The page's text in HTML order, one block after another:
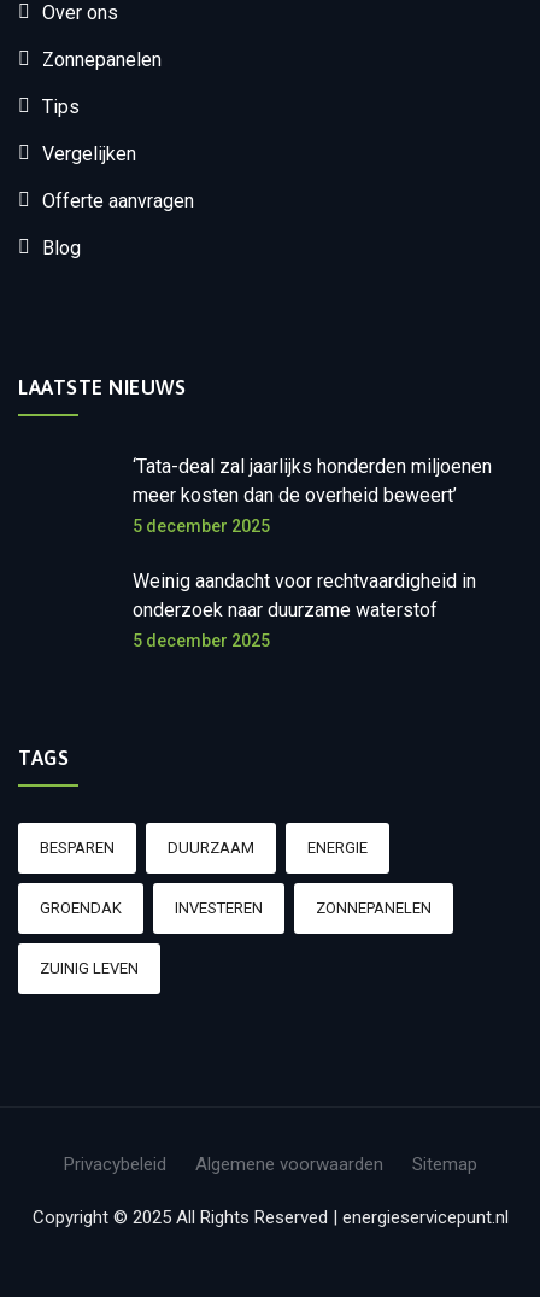
Over ons
Zonnepanelen
Tips
Vergelijken
Offerte aanvragen
Blog
LAATSTE NIEUWS
‘Tata-deal zal jaarlijks honderden miljoenen
meer kosten dan de overheid beweert’
5 december 2025
Weinig aandacht voor rechtvaardigheid in
onderzoek naar duurzame waterstof
5 december 2025
TAGS
BESPAREN DUURZAAM ENERGIE
GROENDAK INVESTEREN ZONNEPANELEN
ZUINIG LEVEN
Privacybeleid Algemene voorwaarden Sitemap
Copyright © 2025 All Rights Reserved | energieservicepunt.nl